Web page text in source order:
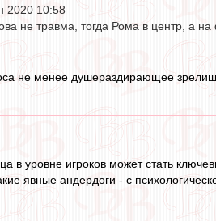
2020 10:58
не травма, тогда Рома в центр, а
не менее душераздирающее
в уровне игроков может стать
явные андердоги - с